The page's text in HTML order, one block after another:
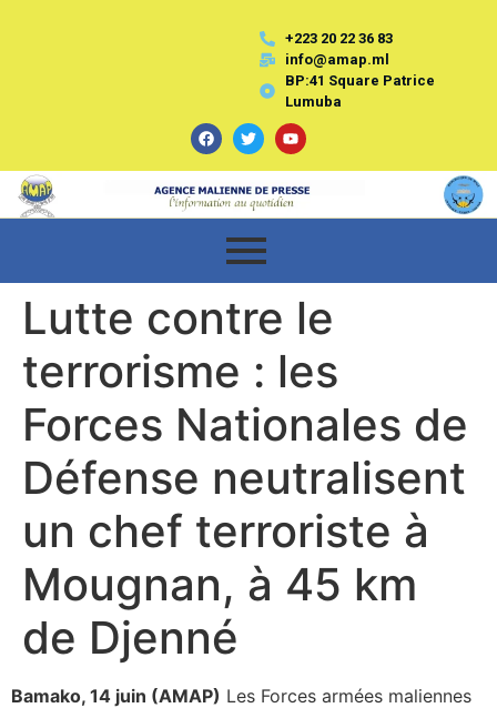
+223 20 22 36 83
info@amap.ml
BP:41 Square Patrice
Lumuba
Lutte contre le
terrorisme : les
Forces Nationales de
Défense neutralisent
un chef terroriste à
Mougnan, à 45 km
de Djenné
Bamako, 14 juin (AMAP) Les Forces armées maliennes